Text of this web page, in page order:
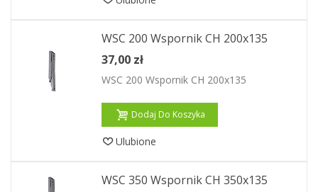
WSC 200 Wspornik CH 200x135
37,00 zł
WSC 200 Wspornik CH 200x135
Dodaj Do Koszyka
Ulubione
WSC 350 Wspornik CH 350x135